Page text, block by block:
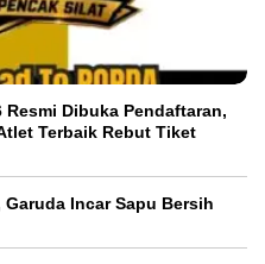
Dibuka Pendaftaran,
Terbaik Rebut Tiket
Incar Sapu Bersih